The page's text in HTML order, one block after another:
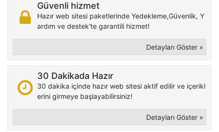
Güvenli hizmet
Hazır web sitesi paketlerinde Yedekleme,Güvenlik, Y
ardım ve destek'te garantili hizmet!
Detayları Göster »
30 Dakikada Hazır
30 dakika içinde hazır web sitesi aktif edilir ve içerikl
erini girmeye başlayabilirsiniz!
Detayları Göster »